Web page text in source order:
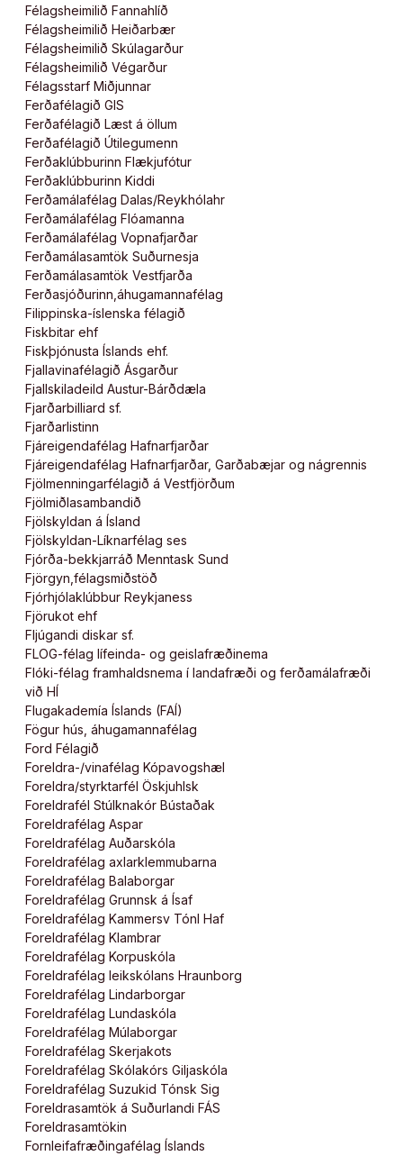
Félagsheimilið Fannahlíð
Félagsheimilið Heiðarbær
Félagsheimilið Skúlagarður
Félagsheimilið Végarður
Félagsstarf Miðjunnar
Ferðafélagið GIS
Ferðafélagið Læst á öllum
Ferðafélagið Útilegumenn
Ferðaklúbburinn Flækjufótur
Ferðaklúbburinn Kiddi
Ferðamálafélag Dalas/Reykhólahr
Ferðamálafélag Flóamanna
Ferðamálafélag Vopnafjarðar
Ferðamálasamtök Suðurnesja
Ferðamálasamtök Vestfjarða
Ferðasjóðurinn,áhugamannafélag
Filippinska-íslenska félagið
Fiskbitar ehf
Fiskþjónusta Íslands ehf.
Fjallavinafélagið Ásgarður
Fjallskiladeild Austur-Bárðdæla
Fjarðarbilliard sf.
Fjarðarlistinn
Fjáreigendafélag Hafnarfjarðar
Fjáreigendafélag Hafnarfjarðar, Garðabæjar og nágrennis
Fjölmenningarfélagið á Vestfjörðum
Fjölmiðlasambandið
Fjölskyldan á Ísland
Fjölskyldan-Líknarfélag ses
Fjórða-bekkjarráð Menntask Sund
Fjörgyn,félagsmiðstöð
Fjórhjólaklúbbur Reykjaness
Fjörukot ehf
Fljúgandi diskar sf.
FLOG-félag lífeinda- og geislafræðinema
Flóki-félag framhaldsnema í landafræði og ferðamálafræði
við HÍ
Flugakademía Íslands (FAÍ)
Fögur hús, áhugamannafélag
Ford Félagið
Foreldra-/vinafélag Kópavogshæl
Foreldra/styrktarfél Öskjuhlsk
Foreldrafél Stúlknakór Bústaðak
Foreldrafélag Aspar
Foreldrafélag Auðarskóla
Foreldrafélag axlarklemmubarna
Foreldrafélag Balaborgar
Foreldrafélag Grunnsk á Ísaf
Foreldrafélag Kammersv Tónl Haf
Foreldrafélag Klambrar
Foreldrafélag Korpuskóla
Foreldrafélag leikskólans Hraunborg
Foreldrafélag Lindarborgar
Foreldrafélag Lundaskóla
Foreldrafélag Múlaborgar
Foreldrafélag Skerjakots
Foreldrafélag Skólakórs Giljaskóla
Foreldrafélag Suzukid Tónsk Sig
Foreldrasamtök á Suðurlandi FÁS
Foreldrasamtökin
Fornleifafræðingafélag Íslands